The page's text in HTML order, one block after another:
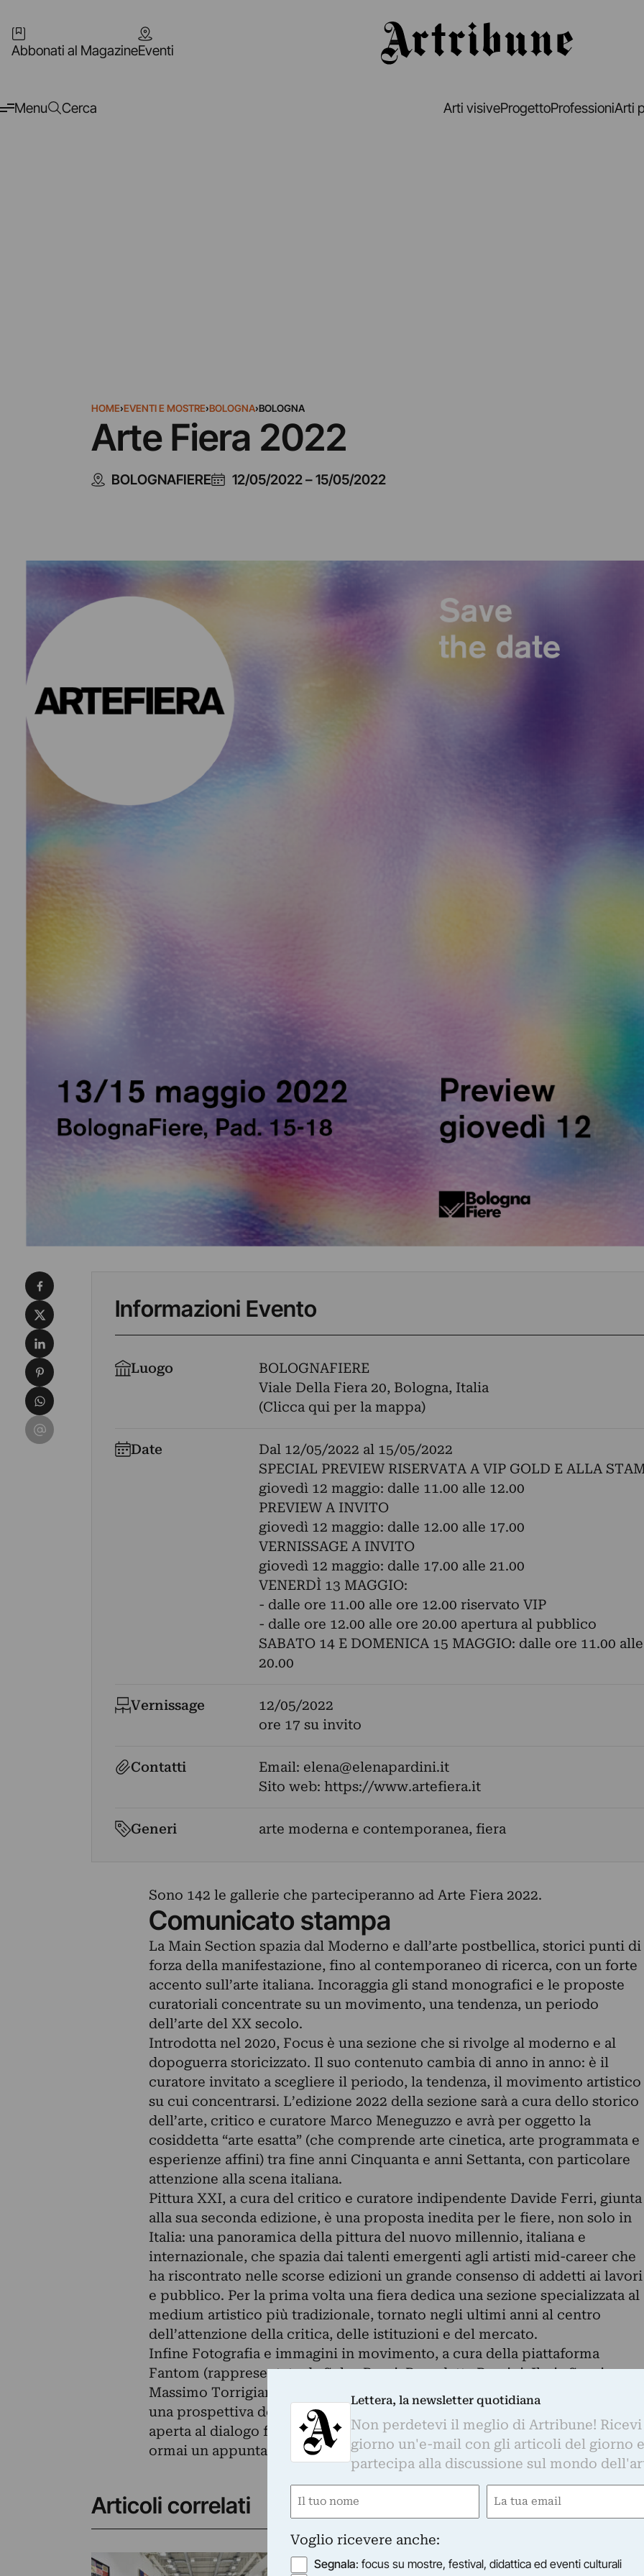
Abbonati al MagazineEventi
Menu Cerca Arti visiveProgettoProfessioniArti
HOME›EVENTI E MOSTRE›BOLOGNA›BOLOGNA
Arte Fiera 2022
BOLOGNAFIERE 12/05/2022–15/05/2022
Informazioni Evento
Luogo
BOLOGNAFIERE
Viale Della Fiera 20, Bologna, Italia
(Clicca qui per la mappa)
Date Dal 12/05/2022 al 15/05/2022
SPECIAL PREVIEW RISERVATA A VIP GOLD E ALLA
giovedì 12 maggio: dalle 11.00 alle 12.00
PREVIEW A INVITO
giovedì 12 maggio: dalle 12.00 alle 17.00
VERNISSAGE A INVITO
giovedì 12 maggio: dalle 17.00 alle 21.00
VENERDÌ 13 MAGGIO:
- dalle ore 11.00 alle ore 12.00 riservato VIP
- dalle ore 12.00 alle ore 20.00 apertura al pubblico
SABATO 14 E DOMENICA 15 MAGGIO: dalle ore 11.00
20.00
Vernissage
12/05/2022
ore 17 su invito
Contatti Email: elena@elenapardini.it
Sito web: https://www.artefiera.it
Generi arte moderna e contemporanea, fiera
Sono 142 le gallerie che parteciperanno ad Arte Fiera 2022.
Comunicato stampa
La Main Section spazia dal Moderno e dall’arte postbellica, storici punti di
forza della manifestazione, fino al contemporaneo di ricerca, con un forte
accento sull’arte italiana. Incoraggia gli stand monografici e le proposte
curatoriali concentrate su un movimento, una tendenza, un periodo
dell’arte del XX secolo.
Introdotta nel 2020, Focus è una sezione che si rivolge al moderno e al
dopoguerra storicizzato. Il suo contenuto cambia di anno in anno: è il
curatore invitato a scegliere il periodo, la tendenza, il movimento artistico
su cui concentrarsi. L’edizione 2022 della sezione sarà a cura dello storico
dell’arte, critico e curatore Marco Meneguzzo e avrà per oggetto la
cosiddetta “arte esatta” (che comprende arte cinetica, arte programmata e
esperienze affini) tra fine anni Cinquanta e anni Settanta, con particolare
attenzione alla scena italiana.
Pittura XXI, a cura del critico e curatore indipendente Davide Ferri, giunta
alla sua seconda edizione, è una proposta inedita per le fiere, non solo in
Italia: una panoramica della pittura del nuovo millennio, italiana e
internazionale, che spazia dai talenti emergenti agli artisti mid-career che
ha riscontrato nelle scorse edizioni un grande consenso di addetti ai lavori
e pubblico. Per la prima volta una fiera dedica una sezione specializzata al
medium artistico più tradizionale, tornato negli ultimi anni al centro
dell’attenzione della critica, delle istituzioni e del mercato.
Infine Fotografia e immagini in movimento, a cura della piattaforma
Fantom (rappresentata da Selva Barni, Benedetta Pomini, Ilaria Speri,
Massimo Torrigiani e Francesco Zanot), affronta il medium fotografico da
una prospettiva decisamente attuale: include a pieno titolo il video, ed è
aperta al dialogo fra fotografia e altri media. Alla sua terza edizione, è
ormai un appuntamento fisso in Italia per collezionisti e appassionati.
Articoli correlati
FIERE
Ritorna Arte Fiera Bologna. Intervista al direttore
Condividi su Facebook
Condividi su X
Condividi su LinkedIn
Condividi su Pinterest
Condividi su WhatsApp
Condividi su Email
Lettera, la newsletter quotidiana
Non perdetevi il meglio di Artribune!
giorno un'e-mail con gli articoli del giorno
partecipa alla discussione sul mondo
Nome
Email
Voglio ricevere anche:
Segnala: focus su mostre, festival, didattica ed eventi culturali